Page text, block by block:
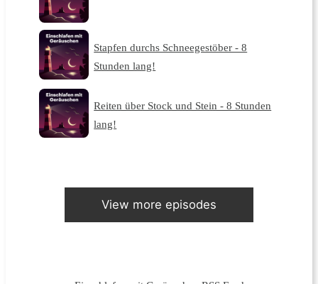
Stapfen durchs Schneegestöber - 8
Stunden lang!
Reiten über Stock und Stein - 8 Stunden
lang!
View more episodes